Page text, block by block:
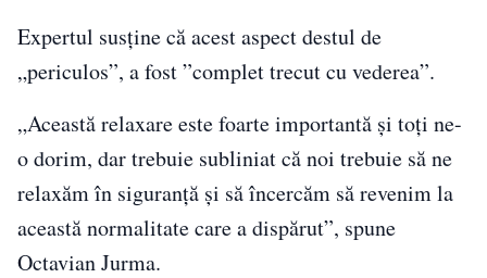
Expertul susţine că acest aspect destul de
„periculos”, a fost ”complet trecut cu vederea”.
„Această relaxare este foarte importantă şi toţi ne-
o dorim, dar trebuie subliniat că noi trebuie să ne
relaxăm în siguranţă şi să încercăm să revenim la
această normalitate care a dispărut”, spune
Octavian Jurma.